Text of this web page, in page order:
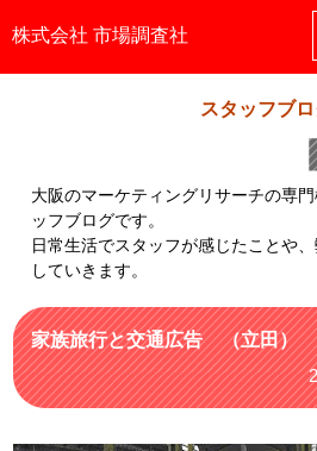
株式会社 市場調査社
スタッフブ
大阪のマーケティングリサーチの専
ッフブログです。
日常生活でスタッフが感じたことや
していきます。
家族旅行と交通広告 （立田）